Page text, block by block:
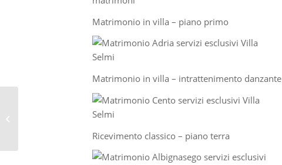
Matrimonio in villa – piano primo
Matrimonio in villa – intrattenimento danzante
Ricevimento classico – piano terra
Guarda matrimonio Villa Selmi